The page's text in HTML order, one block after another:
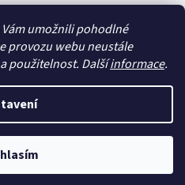
umožnili pohodlné
provozu webu neustále
použitelnost. Dalšíinformace.
práva vyhrazena.Upravit
cookies